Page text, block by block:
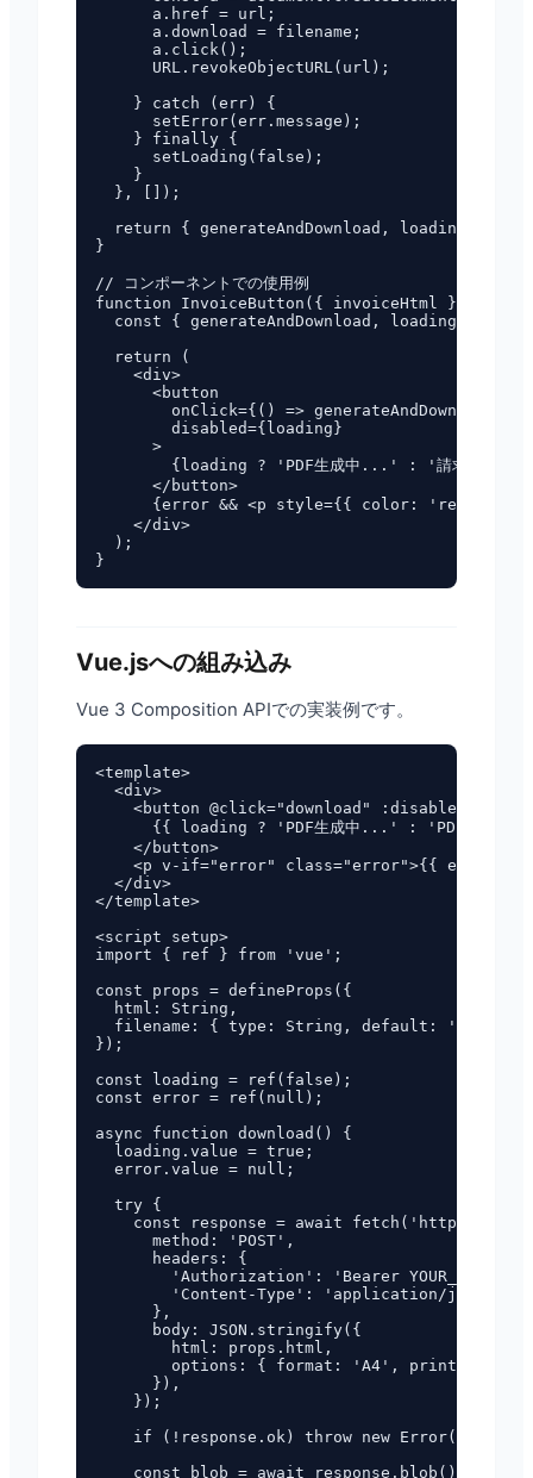
      a.href = url;
      a.download = filename;
      a.click();
      URL.revokeObjectURL(url);
    } catch (err) {
      setError(err.message);
    } finally {
      setLoading(false);
    }
  }, []);
return { generateAndDownload, loading,
}
// コンポーネントでの使用例
function InvoiceButton({ invoiceHtml }) {
const { generateAndDownload, loading, error
  return (
    <div>
      <button
onClick={() =>
        disabled={loading}
      >
{loading ? 'PDF生成中...' : '請求書PDFを
      </button>
{error && <p style={{ color: 'red' }}>エ
    </div>
  );
Vue.jsへの組み込み
Vue 3 Composition APIでの実装例です。
<template>
  <div>
<button @click="download"
{{ loading ? 'PDF生成中...' : 'PDFをダウン
    </button>
<p v-if="error" class="error">{{ error
  </div>
</template>
<script setup>
import { ref } from 'vue';
const props = defineProps({
  html: String,
filename: { type: String, default:
});
const loading = ref(false);
const error = ref(null);
async function download() {
  loading.value = true;
  error.value = null;
  try {
const response = await fetch('https://
      method: 'POST',
      headers: {
'Authorization': 'Bearer
        'Content-Type': 'application/json',
      },
      body: JSON.stringify({
        html: props.html,
options: { format: 'A4',
      }),
    });
if (!response.ok) throw new Error(`HTTP
    const blob = await response.blob();